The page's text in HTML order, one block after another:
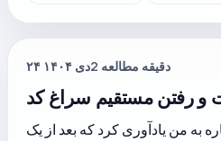
۲۴ دی ۱۴۰۴2 دقیقه مطالعه
و رفتن مستقیم سراغ کد
به من یادآوری کرد که بعد از یک